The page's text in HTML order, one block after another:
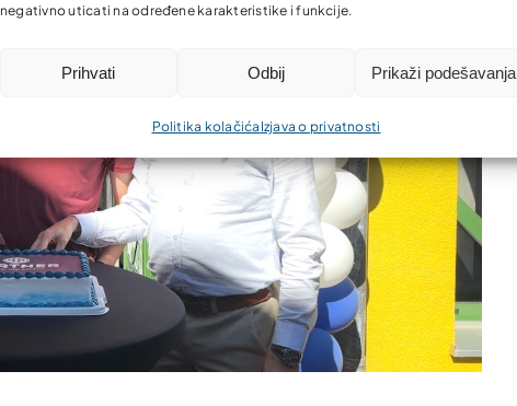
negativno uticati na određene karakteristike i funkcije.
Prihvati Odbij Prikaži podešavanja
Politika kolačića Izjava o privatnosti